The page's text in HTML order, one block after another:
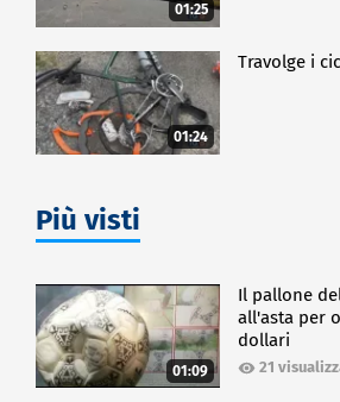
01:25
01:24
Travolge i
Più visti
01:09
Il pallone
all'asta per
dollari
21